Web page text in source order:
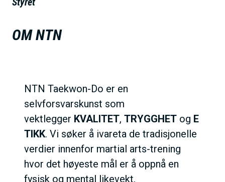
OM NTN
NTN Taekwon-Do er en
selvforsvarskunst som
vektlegger KVALITET, TRYGGHET og E
TIKK. Vi søker å ivareta de tradisjonelle
verdier innenfor martial arts-trening
hvor det høyeste mål er å oppnå en
fysisk og mental likevekt.